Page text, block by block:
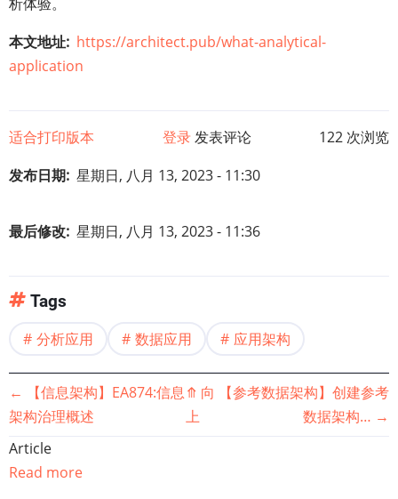
本文地址 https://architect.pub/what-analytical-
application
适合打印版本 登录发表评论
122 次浏览
发布日期 星期日, 八月 13, 2023 - 11:30
最后修改 星期日, 八月 13, 2023 - 11:36
Tags
分析应用 数据应用 应用架构
书
籍
遍
←
【信息架构】EA874:信息
架构治理概述
⤊ 向
上
【参考数据架构】创建参考
数据架构… →
Article
Read more